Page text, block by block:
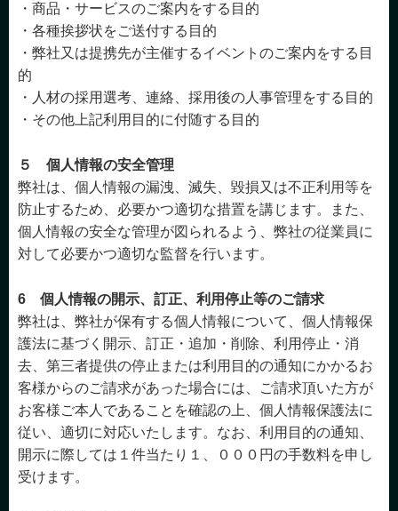
・商品・サービスのご案内をする目的
・各種挨拶状をご送付する目的
・弊社又は提携先が主催するイベントのご案内をする目
的
・人材の採用選考、連絡、採用後の人事管理をする目的
・その他上記利用目的に付随する目的
５ 個人情報の安全管理
弊社は、個人情報の漏洩、滅失、毀損又は不正利用等を
防止するため、必要かつ適切な措置を講じます。また、
個人情報の安全な管理が図られるよう、弊社の従業員に
対して必要かつ適切な監督を行います。
6 個人情報の開示、訂正、利用停止等のご請求
弊社は、弊社が保有する個人情報について、個人情報保
護法に基づく開示、訂正・追加・削除、利用停止・消
去、第三者提供の停止または利用目的の通知にかかるお
客様からのご請求があった場合には、ご請求頂いた方が
お客様ご本人であることを確認の上、個人情報保護法に
従い、適切に対応いたします。なお、利用目的の通知、
開示に際しては１件当たり１、０００円の手数料を申し
受けます。